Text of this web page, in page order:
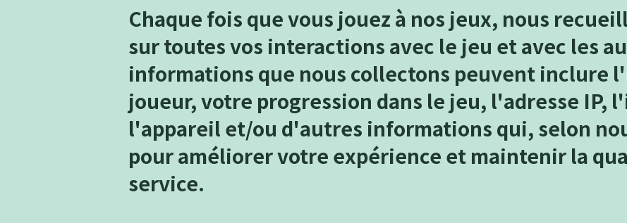
Chaque fois que vous jouez à nos jeux, nous
sur toutes vos interactions avec le jeu et avec les
informations que nous collectons peuvent inclure
joueur, votre progression dans le jeu, l'adresse IP,
l'appareil et/ou d'autres informations qui, selon
pour améliorer votre expérience et maintenir la
service.